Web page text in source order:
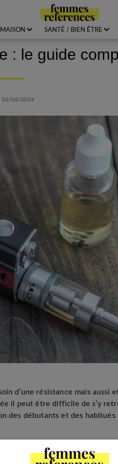
MAISON SANTÉ / BIEN ÊTRE
: le guide
03/04/2024
d’une résistance mais aussi
il peut être difficile de s’y
des débutants et des habitués